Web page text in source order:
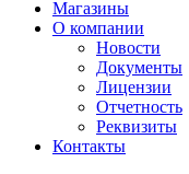
Магазины
О компании
Новости
Документы
Лицензии
Отчетность
Реквизиты
Контакты